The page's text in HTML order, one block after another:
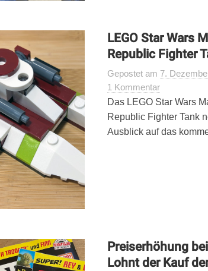
LEGO Star Wars
Republic Fighter
Gepostetam 7.
1 Kommentar
Das LEGO Star Wars
Republic Fighter Tank
Ausblick auf das
Preiserhöhung
Lohnt der Kauf